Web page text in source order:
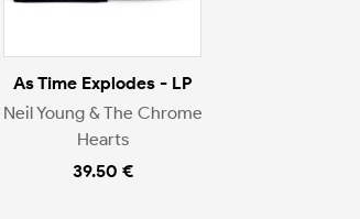
As Time Explodes - LP
Neil Young & The Chrome
Hearts
39.50 €